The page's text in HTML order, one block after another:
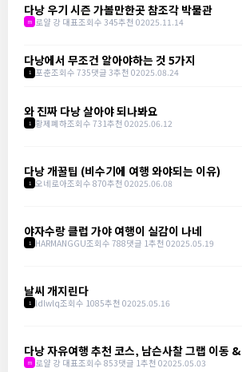
다낭 우기 시즌 가볼만한곳 참조각 박물관
m 로얄 강 대표 조회수 345추천 02025.11.14
다낭에서 무조건 알아야하는 것 5가지
1 포춘조회수 735댓글 3추천 02025.08.24
와 진짜 다낭 살아야 되나봐요
1 황제폐하조회수 731추천 02025.06.12
다낭 개꿀팁 (비수기에 여행 와야되는 이유)
1 오네로아조회수 870추천 02025.06.08
야자수랑 클럽 가야 여행이 실감이 나네
1 HARMANGGU조회수 788댓글 1추천 02025.05.19
날씨 개지린다
1 ldlwlq조회수 1085추천 02025.05.16
다낭 자유여행 추천 코스, 남슨사찰 그랩 이동
완벽 가이드
m 로얄 강 대표 조회수 853댓글 1추천 02025.05.03